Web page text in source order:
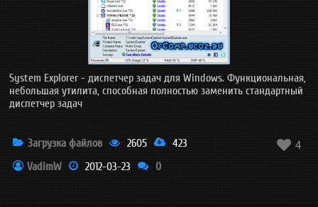
System Explorer - диспетчер задач для Windows. Функциональная,
небольшая утилита, способная полностью заменить стандартный
диспетчер задач
 4
Загрузка файлов 2605
423
VadimW
2012-03-23 0